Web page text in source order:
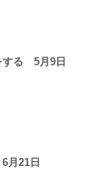
する 5月9日
月21日